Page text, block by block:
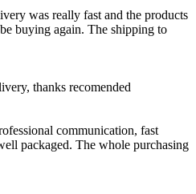
was really fast and the products
buying again. The shipping to
thanks recomended
communication, fast
packaged. The whole purchasing